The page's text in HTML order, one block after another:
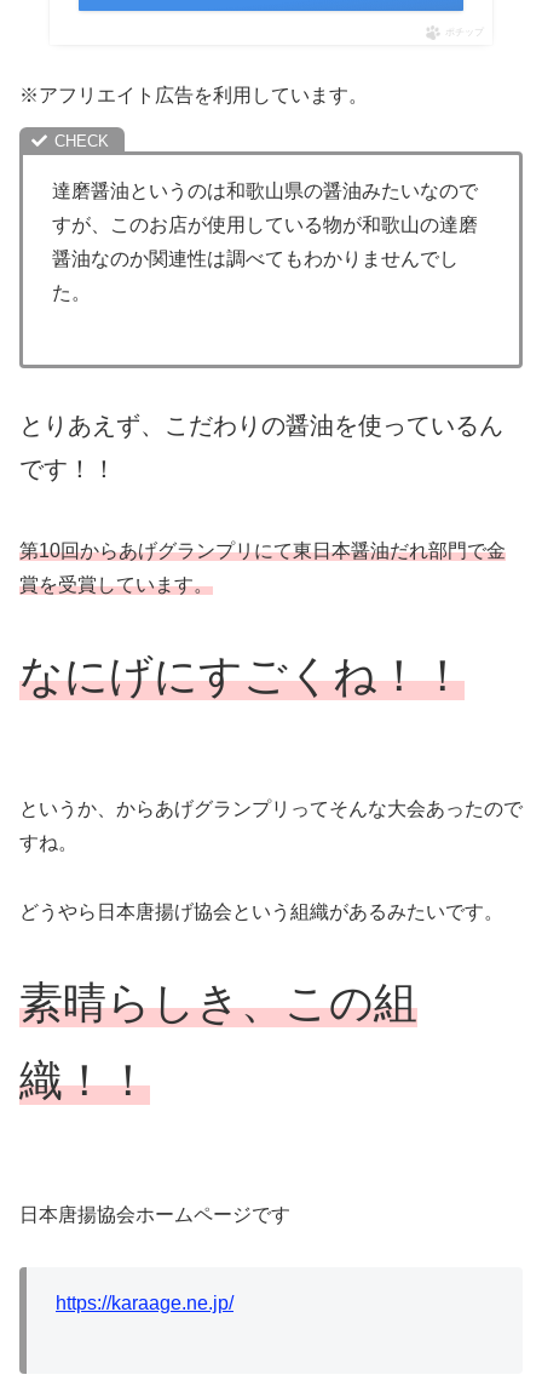
ポチップ
※アフリエイト広告を利用しています。
達磨醤油というのは和歌山県の醤油みたいなので
すが、このお店が使用している物が和歌山の達磨
醤油なのか関連性は調べてもわかりませんでし
た。
とりあえず、こだわりの醤油を使っているん
です！！
第10回からあげグランプリにて東日本醤油だれ部門で金
賞を受賞しています。
なにげにすごくね！！
というか、からあげグランプリってそんな大会あったので
すね。
どうやら日本唐揚げ協会という組織があるみたいです。
素晴らしき、この組
織！！
日本唐揚協会ホームページです
https://karaage.ne.jp/